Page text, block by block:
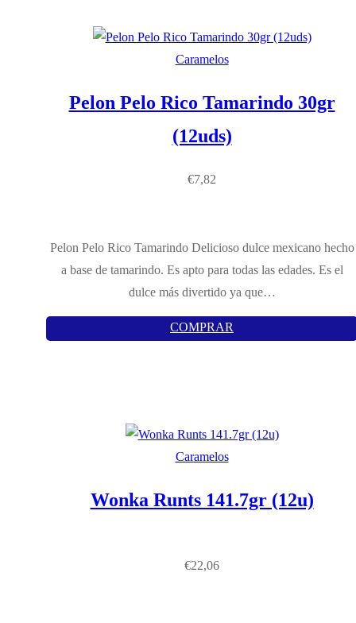
Caramelos
Pelon Pelo Rico Tamarindo 30gr
(12uds)
€7,82
Pelon Pelo Rico Tamarindo Delicioso dulce mexicano hecho
a base de tamarindo. Es apto para todas las edades. Es el
dulce más divertido ya que…
COMPRAR
Caramelos
Wonka Runts 141.7gr (12u)
€22,06